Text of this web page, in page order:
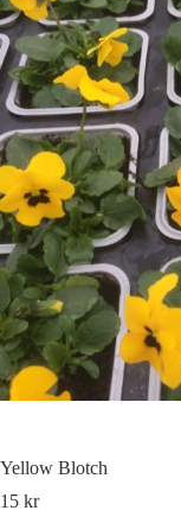
Yellow Blotch
15 kr